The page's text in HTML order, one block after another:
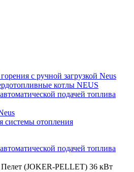
с ручной загрузкой Neus
котлы NEUS
подачей топлива
системы отопления
подачей топлива
(JOKER-PELLET) 36 кВт